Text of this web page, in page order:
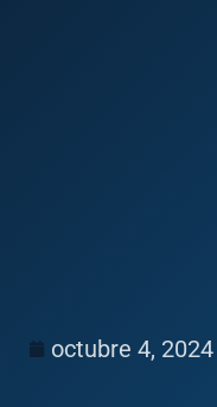
octubre 4, 2024